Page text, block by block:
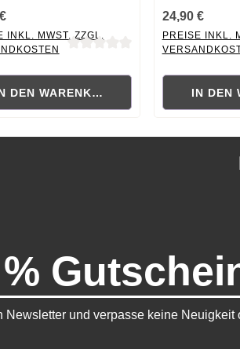
INKL. MWST. ZZGL.
DEN WARENKORB
24,90 €
PREISE INKL.
IN DEN
und verpasse keine Neuigkeit